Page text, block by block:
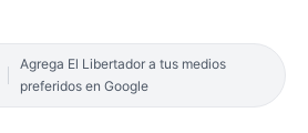
Agrega El Libertador a tus medios
preferidos en Google